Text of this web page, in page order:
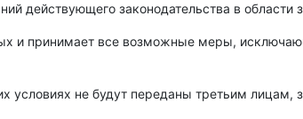
действующего законодательства в
и принимает все возможные меры,
условиях не будут переданы третьим лицам,